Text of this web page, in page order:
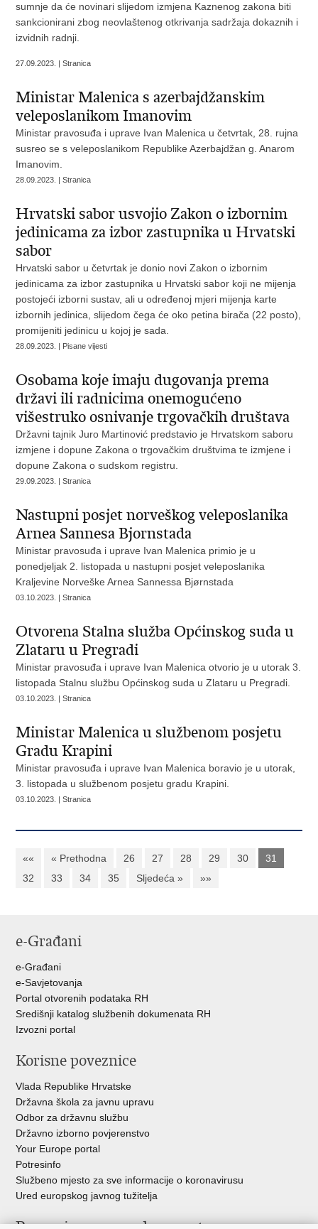
sumnje da će novinari slijedom izmjena Kaznenog zakona biti
sankcionirani zbog neovlaštenog otkrivanja sadržaja dokaznih i
izvidnih radnji.
27.09.2023. | Stranica
Ministar Malenica s azerbajdžanskim
veleposlanikom Imanovim
Ministar pravosuđa i uprave Ivan Malenica u četvrtak, 28. rujna
susreo se s veleposlanikom Republike Azerbajdžan g. Anarom
Imanovim.
28.09.2023. | Stranica
Hrvatski sabor usvojio Zakon o izbornim
jedinicama za izbor zastupnika u Hrvatski
sabor
Hrvatski sabor u četvrtak je donio novi Zakon o izbornim
jedinicama za izbor zastupnika u Hrvatski sabor koji ne mijenja
postojeći izborni sustav, ali u određenoj mjeri mijenja karte
izbornih jedinica, slijedom čega će oko petina birača (22 posto),
promijeniti jedinicu u kojoj je sada.
28.09.2023. | Pisane vijesti
Osobama koje imaju dugovanja prema
državi ili radnicima onemogućeno
višestruko osnivanje trgovačkih društava
Državni tajnik Juro Martinović predstavio je Hrvatskom saboru
izmjene i dopune Zakona o trgovačkim društvima te izmjene i
dopune Zakona o sudskom registru.
29.09.2023. | Stranica
Nastupni posjet norveškog veleposlanika
Arnea Sannesa Bjornstada
Ministar pravosuđa i uprave Ivan Malenica primio je u
ponedjeljak 2. listopada u nastupni posjet veleposlanika
Kraljevine Norveške Arnea Sannessa Bjørnstada
03.10.2023. | Stranica
Otvorena Stalna služba Općinskog suda u
Zlataru u Pregradi
Ministar pravosuđa i uprave Ivan Malenica otvorio je u utorak 3.
listopada Stalnu službu Općinskog suda u Zlataru u Pregradi.
03.10.2023. | Stranica
Ministar Malenica u službenom posjetu
Gradu Krapini
Ministar pravosuđa i uprave Ivan Malenica boravio je u utorak,
3. listopada u službenom posjetu gradu Krapini.
03.10.2023. | Stranica
«« « Prethodna 26 27 28 29 30
31
32
33 34 35 Sljedeća » »»
e-Građani
e-Građani
e-Savjetovanja
Portal otvorenih podataka RH
Središnji katalog službenih dokumenata RH
Izvozni portal
Korisne poveznice
Vlada Republike Hrvatske
Državna škola za javnu upravu
Odbor za državnu službu
Državno izborno povjerenstvo
Your Europe portal
Potresinfo
Službeno mjesto za sve informacije o koronavirusu
Ured europskog javnog tužitelja